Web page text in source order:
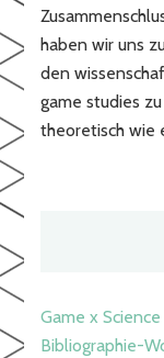
haben wir uns
den
game studies
theoretisch wie
Game x
Bibliographie-